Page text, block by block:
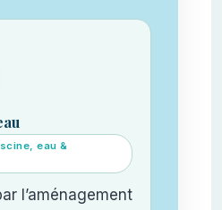
eau &
l’aménagement